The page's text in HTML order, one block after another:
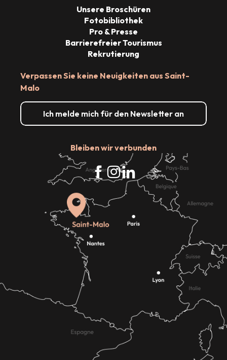
Verpassen Sie keine Neuigkeiten aus Saint-
Malo
Ich melde mich für den Newsletter an
Bleiben wir verbunden
Unsere Broschüren
Fotobibliothek
Pro & Presse
Barrierefreier Tourismus
Rekrutierung